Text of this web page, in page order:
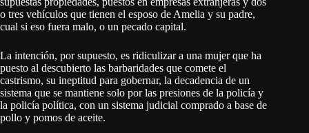
o tres vehículos que tienen el esposo de Amelia y su padre,
cual si eso fuera malo, o un pecado capital.
La intención, por supuesto, es ridiculizar a una mujer que ha
puesto al descubierto las barbaridades que comete el
castrismo, su ineptitud para gobernar, la decadencia de un
sistema que se mantiene solo por las presiones de la policía y
la policía política, con un sistema judicial comprado a base de
pollo y pomos de aceite.